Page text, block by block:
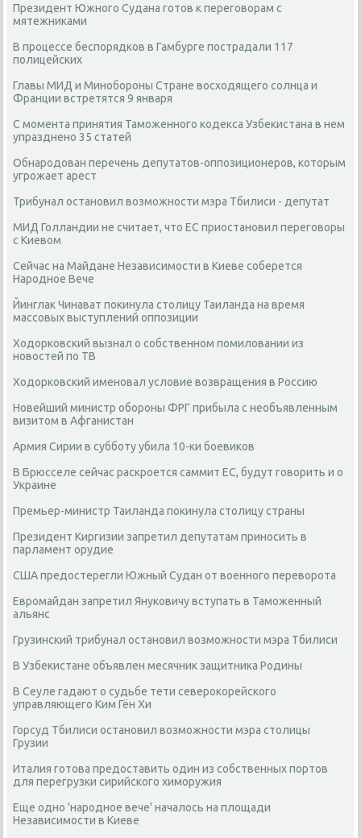
Президент Южного Судана готов к переговорам с
мятежниками
В процессе беспорядков в Гамбурге пострадали 117
полицейских
Главы МИД и Минобороны Стране восходящего солнца и
Франции встретятся 9 января
С момента принятия Таможенного кодекса Узбекистана в нем
упразднено 35 статей
Обнародован перечень депутатов-оппозиционеров, которым
угрожает арест
Трибунал остановил возможности мэра Тбилиси - депутат
МИД Голландии не считает, что ЕС приостановил переговоры
с Киевом
Сейчас на Майдане Независимости в Киеве соберется
Народное Вече
Йинглак Чинават покинула столицу Таиланда на время
массовых выступлений оппозиции
Ходорковский вызнал о собственном помиловании из
новостей по ТВ
Ходорковский именовал условие возвращения в Россию
Новейший министр обороны ФРГ прибыла с необъявленным
визитом в Афганистан
Армия Сирии в субботу убила 10-ки боевиков
В Брюсселе сейчас раскроется саммит ЕС, будут говорить и о
Украине
Премьер-министр Таиланда покинула столицу страны
Президент Киргизии запретил депутатам приносить в
парламент орудие
США предостерегли Южный Судан от военного переворота
Евромайдан запретил Януковичу вступать в Таможенный
альянс
Грузинский трибунал остановил возможности мэра Тбилиси
В Узбекистане объявлен месячник защитника Родины
В Сеуле гадают о судьбе тети северокорейского
управляющего Ким Гён Хи
Горсуд Тбилиси остановил возможности мэра столицы
Грузии
Италия готова предоставить один из собственных портов
для перегрузки сирийского химоружия
Еще одно 'народное вече' началось на площади
Независимости в Киеве